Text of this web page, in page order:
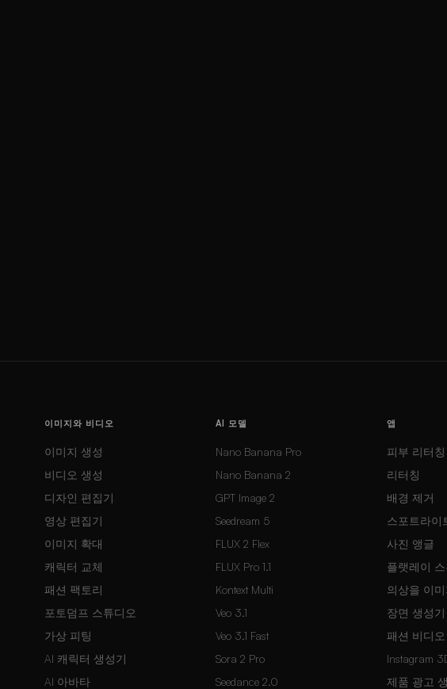
이미지와 비디오
이미지 생성
비디오 생성
디자인 편집기
영상 편집기
이미지 확대
캐릭터 교체
패션 팩토리
포토덤프 스튜디오
가상 피팅
AI 캐릭터 생성기
AI 아바타
AI 모델
Nano Banana Pro
Nano Banana 2
GPT Image 2
Seedream 5
FLUX 2 Flex
FLUX Pro 1.1
Kontext Multi
Veo 3.1
Veo 3.1 Fast
Sora 2 Pro
Seedance 2.0
앱
피부 리터칭
리터칭
배경 제거
스포트라이
사진 앵글
플랫레이
의상을 이미
장면 생성기
패션 비디
Instagram
제품 광고